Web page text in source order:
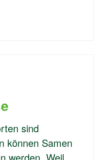
sind
können Samen